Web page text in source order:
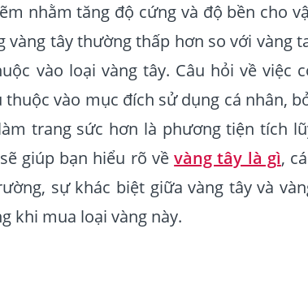
nhằm tăng độ cứng và độ bền cho
vàng tây thường thấp hơn so với vàng
vào loại vàng tây. Câu hỏi về việc
vào mục đích sử dụng cá nhân,
trang sức hơn là phương tiện tích
sẽ giúp bạn hiểu rõ vềvàng tây là gì,
sự khác biệt giữa vàng tây và
khi mua loại vàng này.